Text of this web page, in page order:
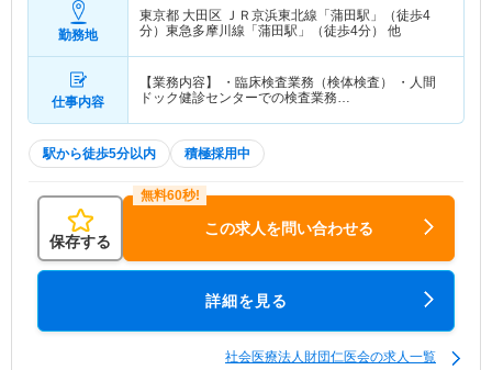
勤務地
東京都 大田区 ＪＲ京浜東北線「蒲田駅」（徒歩4
分）東急多摩川線「蒲田駅」（徒歩4分） 他
仕事内容
【業務内容】 ・臨床検査業務（検体検査） ・人間
ドック健診センターでの検査業務…
駅から徒歩5分以内 積極採用中
保存する
この求人を問い合わせる
詳細を見る
社会医療法人財団仁医会の求人一覧